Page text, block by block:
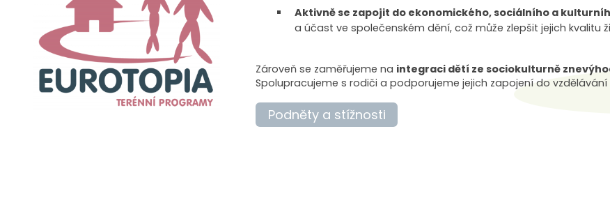
Aktivně se zapojit do ekonomického, sociálního a
a účast ve společenském dění, což může zlepšit jejich kvalitu
Zároveň se zaměřujeme na integraci dětí ze sociokulturně
Spolupracujeme s rodiči a podporujeme jejich zapojení do vzdělávání
Podněty a stížnosti